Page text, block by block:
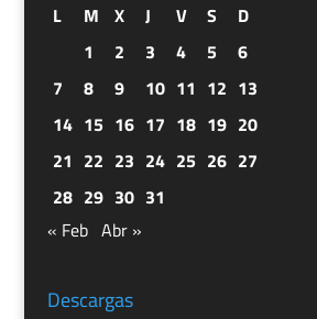
L M X J V S
D
1
2 3 4 5
6
7
8 9 10 11 12 13
14 15 16 17 18 19 20
21 22 23 24 25 26 27
28 29 30 31
« Feb Abr »
Descargas